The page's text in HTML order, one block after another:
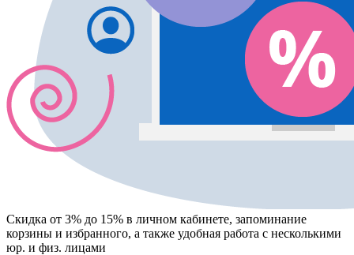
Скидка от 3% до 15% в личном кабинете, запоминание
корзины и избранного, а также удобная работа с несколькими
юр. и физ. лицами